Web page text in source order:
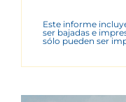
Este informe
ser bajadas e
sólo pueden ser